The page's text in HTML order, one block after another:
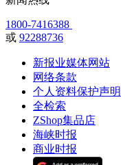
1800-7416388
或 92288736
新报业媒体网站
网络条款
个人资料保护声明
全检索
ZShop集品店
海峡时报
商业时报